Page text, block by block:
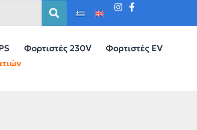
Φορτιστές 230V
Φορτιστές EV